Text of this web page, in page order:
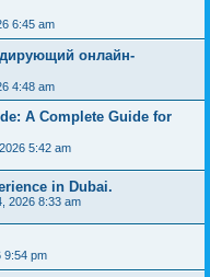
6:45 am
онлайн-
4:48 am
A Complete Guide for
5:42 am
in Dubai.
2026 8:33 am
9:54 pm